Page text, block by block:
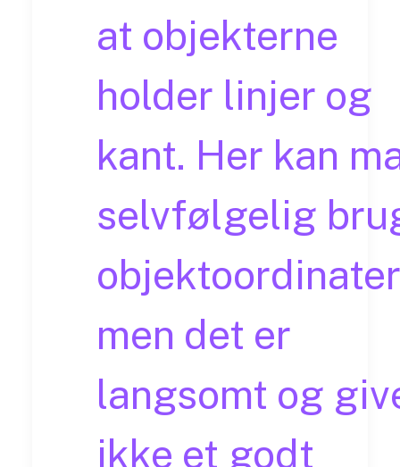
at objekterne
holder linjer og
kant. Her kan
selvfølgelig
men det er
langsomt og
ikke et godt